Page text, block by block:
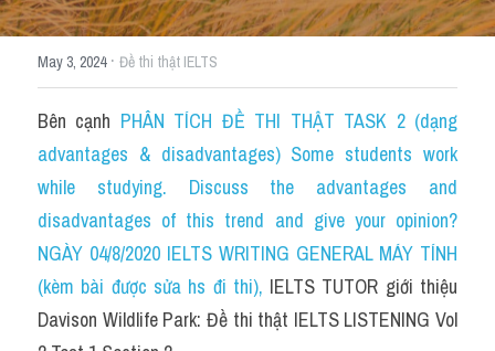
Section 2
Map
Transcript
Cam
Series luyện nghe Tiếng Anh cùng IELTS T
Health and Medicine
Environment
May 3, 2024· Đề thi thật IELTS
Bên cạnh PHÂN TÍCH ĐỀ THI THẬT TASK 2 (dạng
advantages & disadvantages) Some students work
while studying. Discuss the advantages and
disadvantages of this trend and give your opinion?
NGÀY 04/8/2020 IELTS WRITING GENERAL MÁY TÍNH
(kèm bài được sửa hs đi thi), IELTS TUTOR giới thiệu
Davison Wildlife Park: Đề thi thật IELTS LISTENING Vol